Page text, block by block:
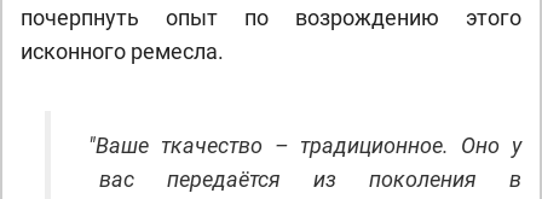
почерпнуть опыт по возрождению этого
исконного ремесла.
"Ваше ткачество – традиционное. Оно у
вас передаётся из поколения в